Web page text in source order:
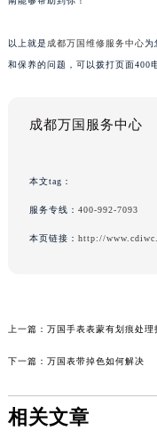
以上就是 成都万国维修服务中心为
和保养的问题，可以拨打页面400
成都万国服务中心
本文tag：
服务专线： 400-992-7093
本页链接： http://
上一篇： 万国手表表蒙有划痕处理
下一篇： 万国表带掉色如何解决
相关文章